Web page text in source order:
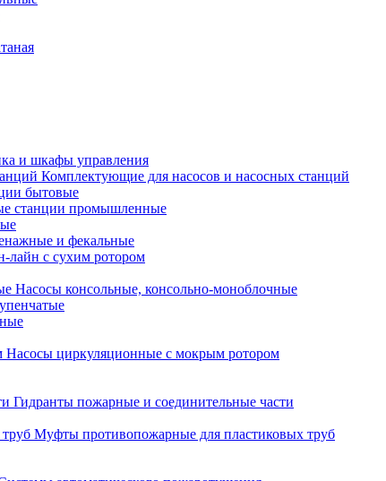
и шкафы управления
Комплектующие для насосов и насосных станций
бытовые
станции промышленные
и фекальные
лайн с сухим ротором
Насосы консольные, консольно-моноблочные
Насосы циркуляционные с мокрым ротором
Гидранты пожарные и соединительные части
Муфты противопожарные для пластиковых труб